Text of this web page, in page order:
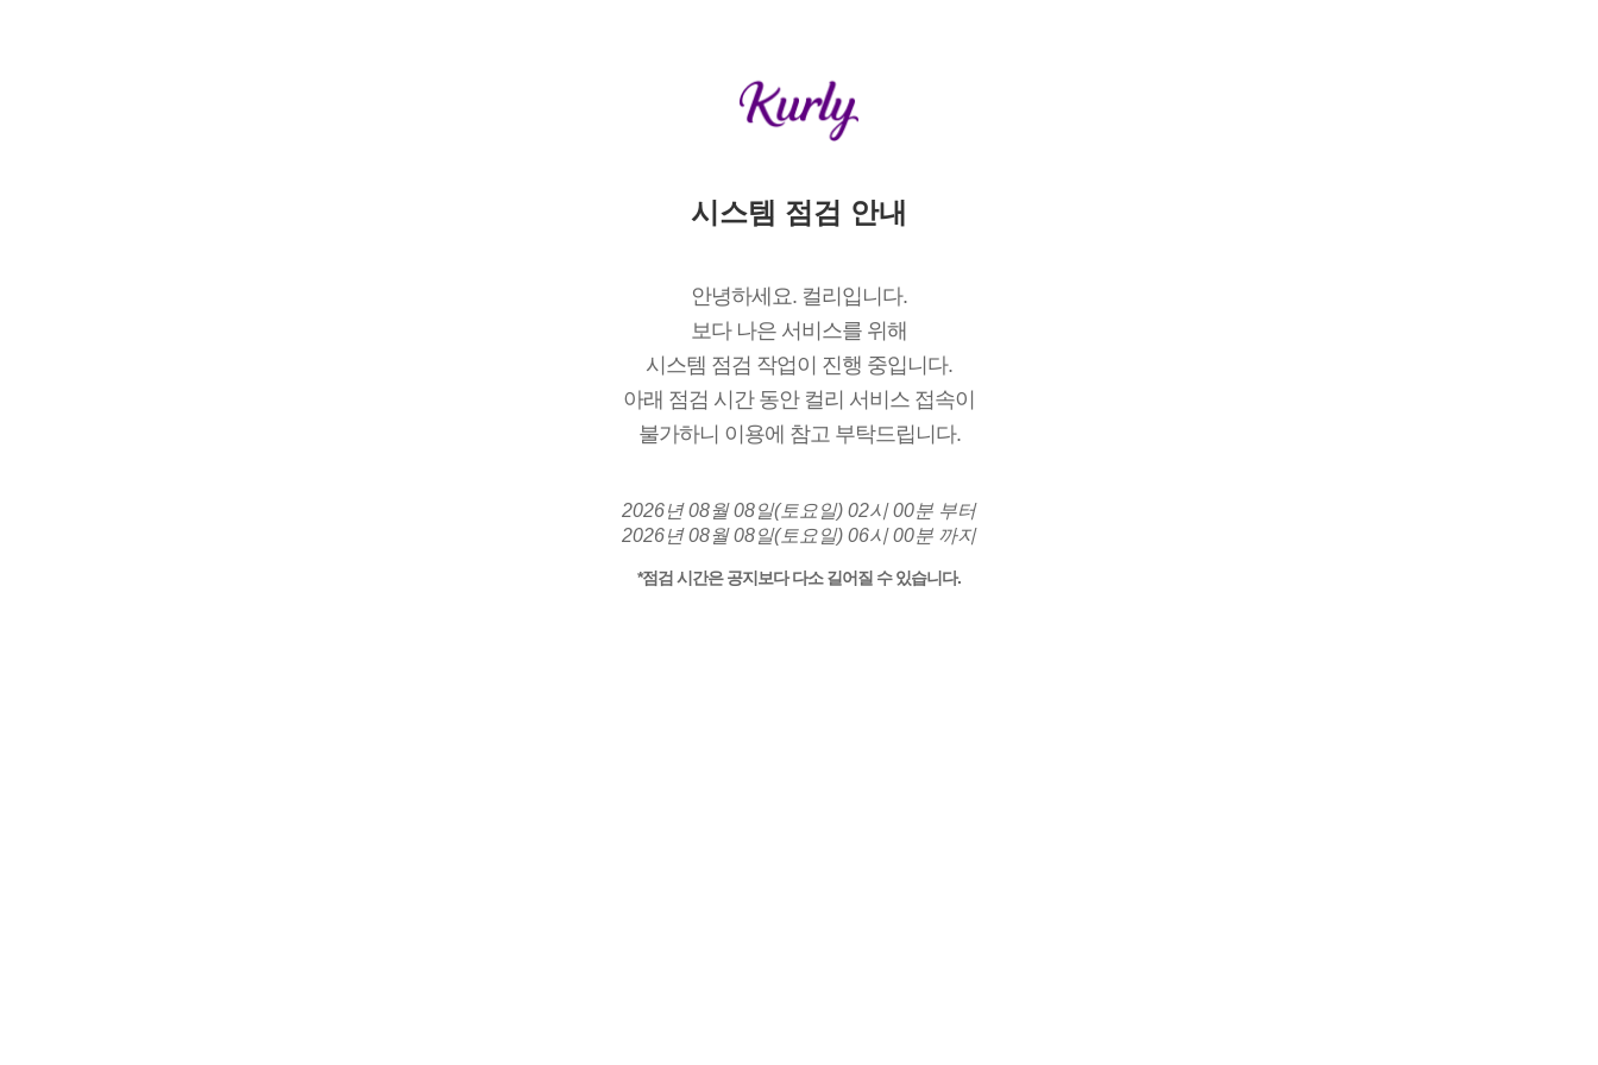
시스템 점검 안내
안녕하세요. 컬리입니다.
보다 나은 서비스를 위해
시스템 점검 작업이 진행 중입니다.
아래 점검 시간 동안 컬리 서비스 접속이
불가하니 이용에 참고 부탁드립니다.
2026년 08월 08일(토요일) 02시 00분 부터
2026년 08월 08일(토요일) 06시 00분 까지
*점검 시간은 공지보다 다소 길어질 수 있습니다.